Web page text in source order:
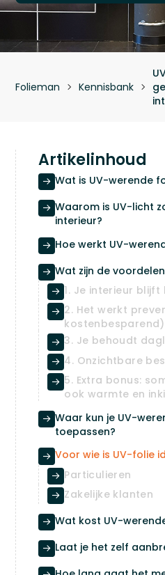
Folieman  Kennisbank 
Artikelinhoud
 Wat is UV-werende
 Waarom is UV-licht
interieur?
 Hoe werkt UV-
 Wat zijn de
 1. Je interieur
 2. Het werkt
kostenbesparend)
 3. Je behoudt
 4. Onzichtbare
 5. Extra bonus:
ook warmte en
 Waar kun je UV-
toepassen?
 Voor wie is UV-folie
 Particulieren
 Zakelijke klanten
 Wat kost UV-
 Laat je het zelf